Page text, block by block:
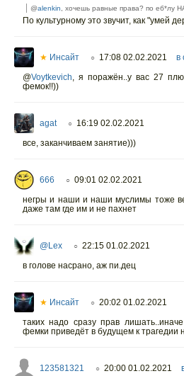
@alenkin , хочешь равные права? по еб*лу
По культурному это звучит, как "умей
★ Инсайт ○ 17:08 02.02.2021 в
@Voytkevich, я поражён..у вас 27
фемок!!))
agat ○ 16:19 02.02.2021
все, заканчиваем занятие)))
666 ○ 09:01 02.02.2021
негры и наши и наши муслимы тоже
даже там где им и не пахнет
@Lex ○ 22:15 01.02.2021
в голове насрано, аж пи.дец
★ Инсайт ○ 20:02 01.02.2021
таких надо сразу прав
фемки приведёт в будущем к трагедии
123581321 ○ 20:00 01.02.2021